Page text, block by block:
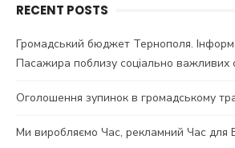
RECENT POSTS
Громадський бюджет Тернополя.
Пасажира поблизу соціально важливих
Оголошення зупинок в громадському
Ми виробляємо Час, рекламний Час для